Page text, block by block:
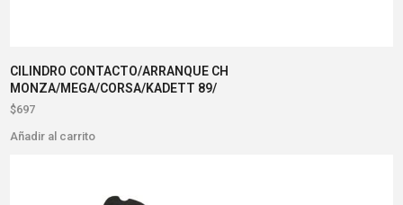
CILINDRO CONTACTO/ARRANQUE CH
MONZA/MEGA/CORSA/KADETT 89/
$697
Añadir al carrito